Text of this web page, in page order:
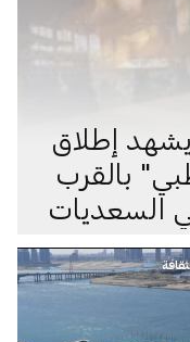
إطلاق
بالقرب
السعديات